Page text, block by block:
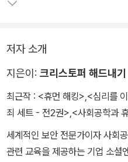
저자 소개
지은이: 크리스토퍼 해드내기
최근작 : <휴먼 해킹> <심리를
죄 세트 - 전2권> <사회공학과
세계적인 보안 전문가이자 사회
관련 교육을 제공하는 기업 소